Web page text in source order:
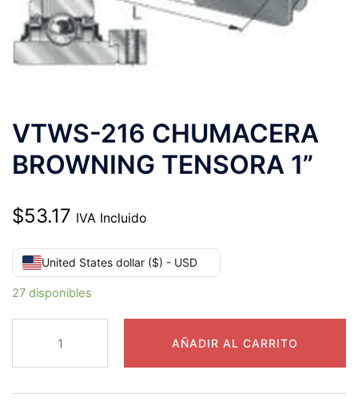
VTWS-216 CHUMACERA
BROWNING TENSORA 1”
$53.17 IVA Incluido
United States dollar ($) - USD
27 disponibles
CHUMACERA
BROWNING
AÑADIR AL CARRITO